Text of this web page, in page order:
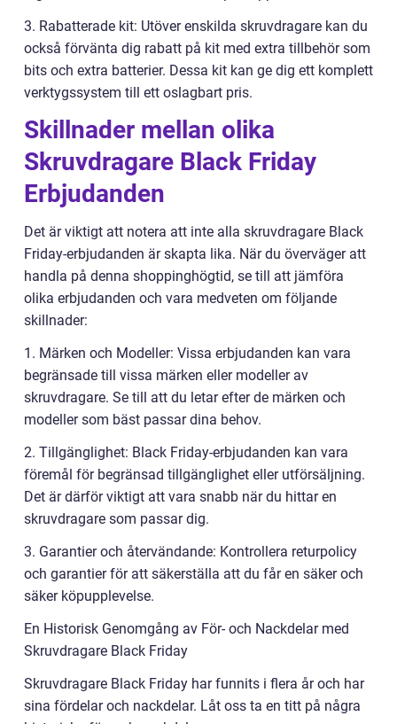
3. Rabatterade kit: Utöver enskilda skruvdragare kan du
också förvänta dig rabatt på kit med extra tillbehör som
bits och extra batterier. Dessa kit kan ge dig ett komplett
verktygssystem till ett oslagbart pris.
Skillnader mellan olika
Skruvdragare Black Friday
Erbjudanden
Det är viktigt att notera att inte alla skruvdragare Black
Friday-erbjudanden är skapta lika. När du överväger att
handla på denna shoppinghögtid, se till att jämföra
olika erbjudanden och vara medveten om följande
skillnader:
1. Märken och Modeller: Vissa erbjudanden kan vara
begränsade till vissa märken eller modeller av
skruvdragare. Se till att du letar efter de märken och
modeller som bäst passar dina behov.
2. Tillgänglighet: Black Friday-erbjudanden kan vara
föremål för begränsad tillgänglighet eller utförsäljning.
Det är därför viktigt att vara snabb när du hittar en
skruvdragare som passar dig.
3. Garantier och återvändande: Kontrollera returpolicy
och garantier för att säkerställa att du får en säker och
säker köpupplevelse.
En Historisk Genomgång av För- och Nackdelar med
Skruvdragare Black Friday
Skruvdragare Black Friday har funnits i flera år och har
sina fördelar och nackdelar. Låt oss ta en titt på några